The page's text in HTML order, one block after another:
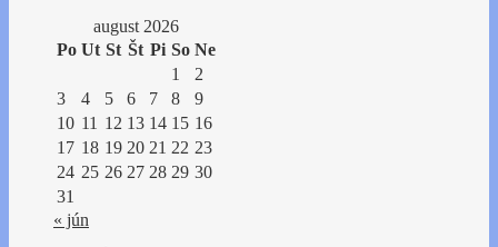
august 2026
Po Ut St Št Pi So Ne
1
2
3
4 5 6 7 8
9
10 11 12 13 14 15 16
17 18 19 20 21 22 23
24 25 26 27 28 29 30
31
« jún